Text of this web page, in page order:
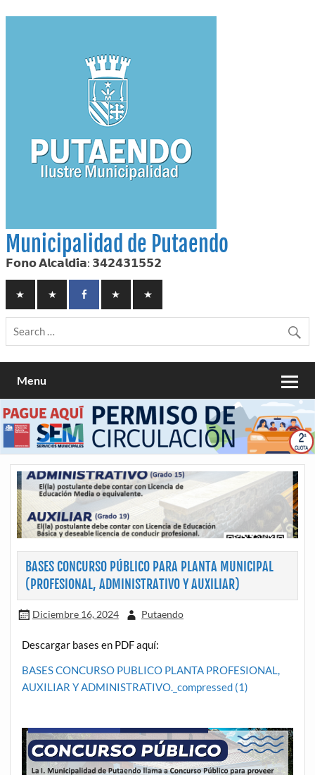
to
Municipalidad de Putaendo
𝗙𝗼𝗻𝗼 𝗔𝗹𝗰𝗮𝗹𝗱𝗶́𝗮: 𝟯𝟰𝟮𝟰𝟯𝟭𝟱𝟱𝟮
Menu
BASES CONCURSO PÚBLICO PARA PLANTA MUNICIPAL
(PROFESIONAL, ADMINISTRATIVO Y AUXILIAR)
Diciembre 16, 2024 Putaendo
Descargar bases en PDF aquí:
BASES CONCURSO PUBLICO PLANTA PROFESIONAL,
AUXILIAR Y ADMINISTRATIVO._compressed (1)